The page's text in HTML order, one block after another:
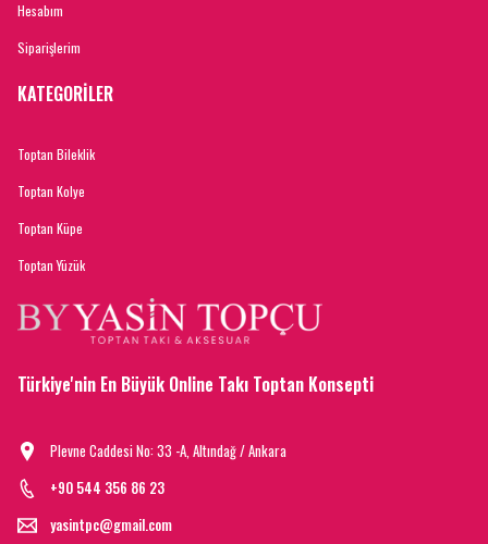
Hesabım
Siparişlerim
KATEGORİLER
Toptan Bileklik
Toptan Kolye
Toptan Küpe
Toptan Yüzük
Türkiye'nin En Büyük Online Takı Toptan Konsepti
Plevne Caddesi No: 33 -A, Altındağ / Ankara
+90 544 356 86 23
yasintpc@gmail.com